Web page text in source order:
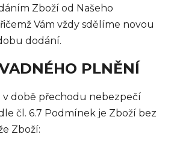
Zboží od Našeho
Vám vždy sdělíme novou
dodání.
PLNĚNÍ
v době přechodu nebezpečí
čl. 6.7 Podmínek je Zboží bez
Zboží: